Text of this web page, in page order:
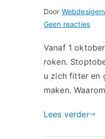
Door
Geen reactiesop
met
Lisse
Vanaf 1
roken.
u zich fitter en
maken.
Lees verder